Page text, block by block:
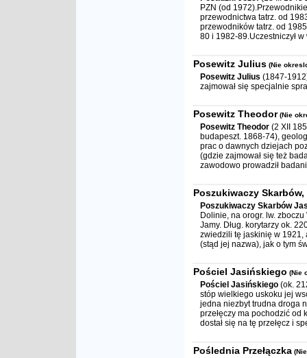
PZN (od
przewodnictwa tatrz. od
przewodników tatrz. od
80 i 1982-89.Uczestniczył
Posewitz Julius (Nie
Posewitz Julius (1847-
zajmował się specjalnie
Posewitz Theodor (Nie
Posewitz Theodor (2 XII
budapeszt. 1868-74),
prac o dawnych dziejach
(gdzie zajmował się też
zawodowo prowadził
Poszukiwaczy
Poszukiwaczy Skarbów
Dolinie, na orogr. lw.
Jamy. Dług. korytarzy ok.
zwiedzili tę jaskinię w 1921,
(stąd jej nazwa), jak o tym
Pościel Jasińskiego (Nie
Pościel Jasińskiego (ok.
stóp wielkiego uskoku jej
jedna niezbyt trudna droga
przełęczy ma pochodzić od
dostał się na tę przełęcz i
Poślednia Przełączka